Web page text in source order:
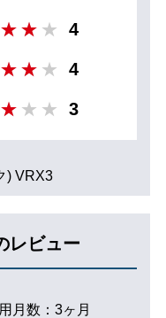
4
4
3
) VRX3
レビュー
月数： 3ヶ月